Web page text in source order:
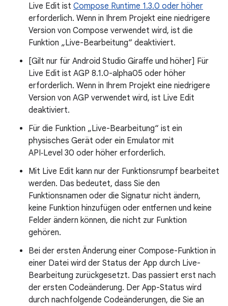
Live Edit ist Compose Runtime 1.3.0 oder höher
erforderlich. Wenn in Ihrem Projekt eine niedrigere
Version von Compose verwendet wird, ist die
Funktion „Live-Bearbeitung“ deaktiviert.
[Gilt nur für Android Studio Giraffe und höher] Für
Live Edit ist AGP 8.1.0-alpha05 oder höher
erforderlich. Wenn in Ihrem Projekt eine niedrigere
Version von AGP verwendet wird, ist Live Edit
deaktiviert.
Für die Funktion „Live-Bearbeitung“ ist ein
physisches Gerät oder ein Emulator mit
API‑Level 30 oder höher erforderlich.
Mit Live Edit kann nur der Funktionsrumpf bearbeitet
werden. Das bedeutet, dass Sie den
Funktionsnamen oder die Signatur nicht ändern,
keine Funktion hinzufügen oder entfernen und keine
Felder ändern können, die nicht zur Funktion
gehören.
Bei der ersten Änderung einer Compose-Funktion in
einer Datei wird der Status der App durch Live-
Bearbeitung zurückgesetzt. Das passiert erst nach
der ersten Codeänderung. Der App-Status wird
durch nachfolgende Codeänderungen, die Sie an